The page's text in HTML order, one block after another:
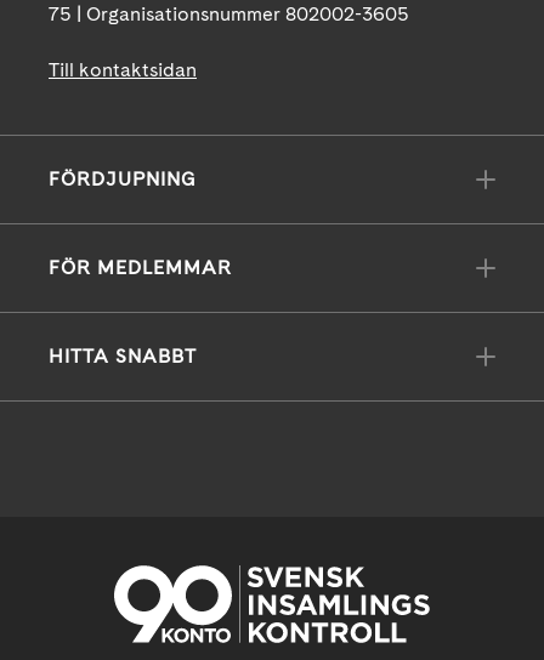
75 | Organisationsnummer 802002-3605
Till kontaktsidan
FÖRDJUPNING
FÖR MEDLEMMAR
HITTA SNABBT